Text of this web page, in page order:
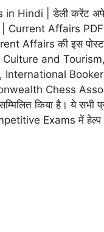
Hindi | डेली करेंट
Current Affairs
Affairs की इस
and
Chess
किया है। ये
Exams में हेल्प